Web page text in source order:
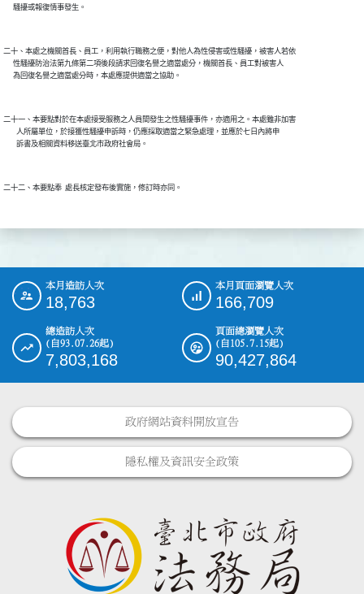
      騷擾或報復情事發生。
二十、本處之機關首長、員工，利用執行職務之便，對他人為性侵害或性騷擾，被害人若依
      性騷擾防治法第九條第二項後段請求回復名譽之適當處分，機關首長、員工對被害人
      為回復名譽之適當處分時，本處應提供適當之協助。
二十一、本要點對於在本處接受服務之人員間發生之性騷擾事件，亦適用之。本處雖非加害
        人所屬單位，於接獲性騷擾申訴時，仍應採取適當之緊急處理，並應於七日內將申
        訴書及相關資料移送臺北市政府社會局。
二十二、本要點奉  處長核定發布後實施，修訂時亦同。
::: 本月造訪人次
18,763
本月頁面瀏覽人次
166,709
總造訪人次
(自93.07.26起)
7,803,168
頁面總瀏覽人次
(自105.7.15起)
90,427,864
政府網站資料開放宣告
隱私權及資訊安全政策